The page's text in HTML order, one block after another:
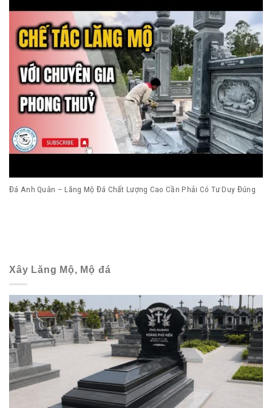
Đá Anh Quân – Lăng Mộ Đá Chất Lượng Cao Cần Phải Có Tư Duy Đúng
Xây Lăng Mộ, Mộ đá